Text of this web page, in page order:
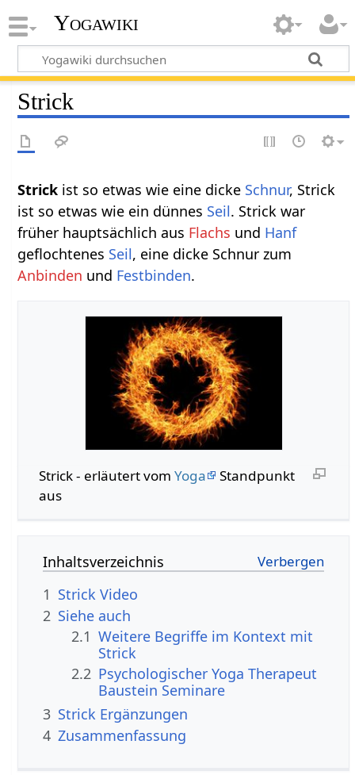
Yogawiki
Strick
ist so etwas wie eine dicke Schnur, Strick
ist so etwas wie ein dünnes Seil. Strick war
früher hauptsächlich aus Flachs und Hanf
geflochtenes Seil, eine dicke Schnur zum
Anbinden und Festbinden.
Strick‏‎ - erläutert vom Yoga
Standpunkt
aus
Inhaltsverzeichnis
1
Strick‏‎ Video
2 Siehe auch
2.1 Weitere Begriffe im Kontext mit
2.2 Psychologischer Yoga Therapeut
Baustein Seminare
3
Strick‏‎ Ergänzungen
4 Zusammenfassung